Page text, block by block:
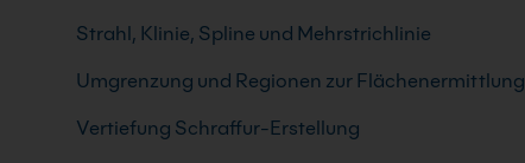
Strahl, Klinie, Spline und Mehrstrichlinie
Umgrenzung und Regionen zur Flächenermittlung
Vertiefung Schraffur-Erstellung